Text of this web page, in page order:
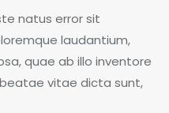
natus error sit
laudantium,
quae ab illo inventore
vitae dicta sunt,